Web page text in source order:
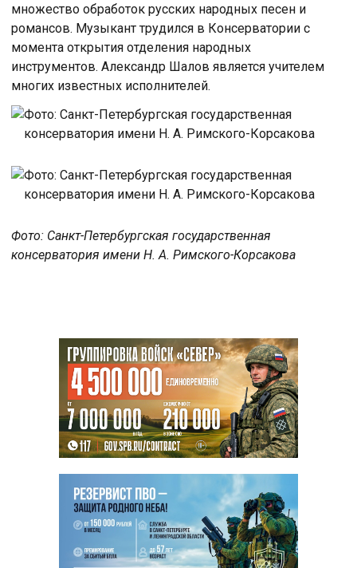
множество обработок русских народных песен и
романсов. Музыкант трудился в Консерватории с
момента открытия отделения народных
инструментов. Александр Шалов является учителем
многих известных исполнителей.
Фото: Санкт-Петербургская государственная
консерватория имени Н. А. Римского-Корсакова
Фото: Санкт-Петербургская государственная
консерватория имени Н. А. Римского-Корсакова
Фото: Санкт-Петербургская государственная
консерватория имени Н. А. Римского-Корсакова